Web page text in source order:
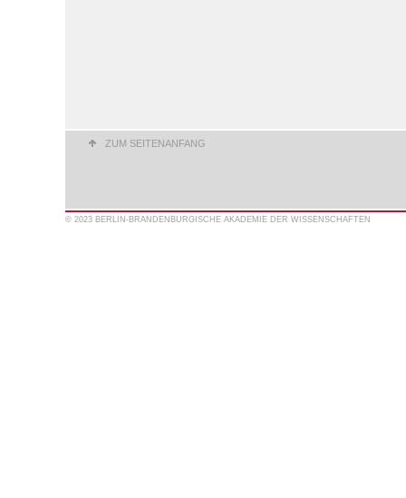
ZUM SEITENANFANG
© 2023 BERLIN-BRANDENBURGISCHE AKADEMIE DER WISSENSCHAFTEN